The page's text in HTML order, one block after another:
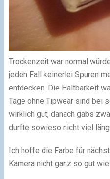
Trockenzeit war normal
jeden Fall keinerlei Spuren
entdecken. Die Haltbarkeit
Tage ohne Tipwear sind bei
wirklich gut, danach gabs
durfte sowieso nicht viel
Ich hoffe die Farbe für
Kamera nicht ganz so gut